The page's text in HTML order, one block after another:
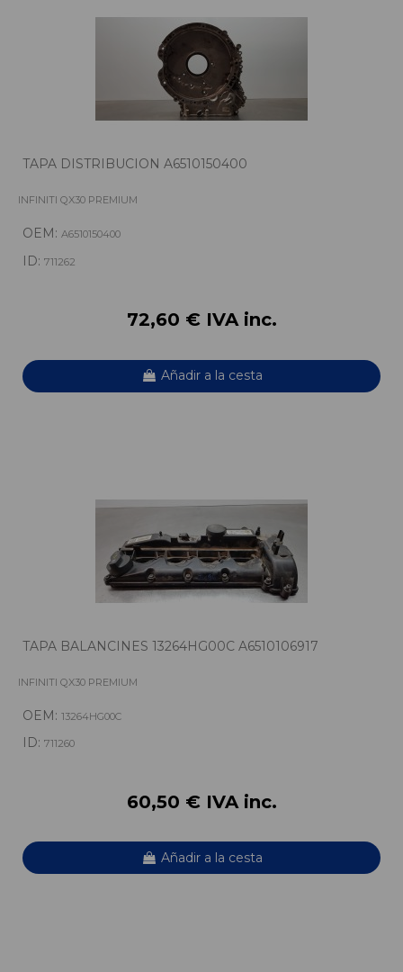
TAPA DISTRIBUCION A6510150400
INFINITI QX30 PREMIUM
OEM: A6510150400
ID: 711262
72,60 € IVA inc.
Añadir a la cesta
TAPA BALANCINES 13264HG00C A6510106917
INFINITI QX30 PREMIUM
OEM: 13264HG00C
ID: 711260
60,50 € IVA inc.
Añadir a la cesta